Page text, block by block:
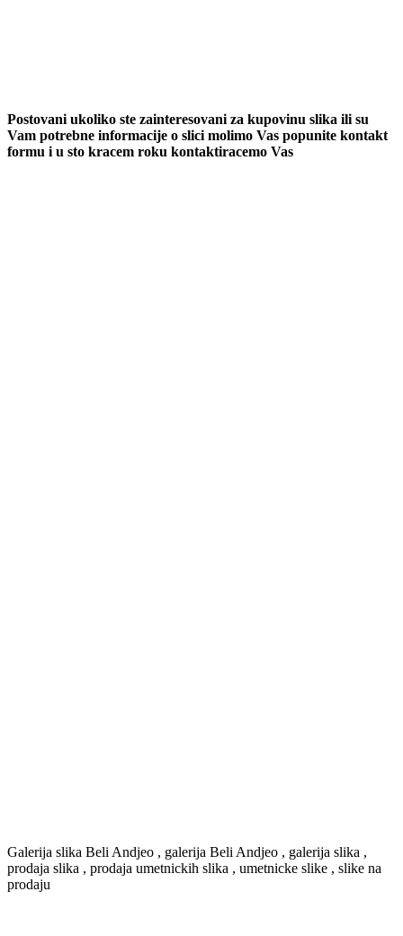
Postovani ukoliko ste zainteresovani za kupovinu slika ili su
Vam potrebne informacije o slici molimo Vas popunite kontakt
formu i u sto kracem roku kontaktiracemo Vas
Galerija slika Beli Andjeo , galerija Beli Andjeo , galerija slika ,
prodaja slika , prodaja umetnickih slika , umetnicke slike , slike na
prodaju